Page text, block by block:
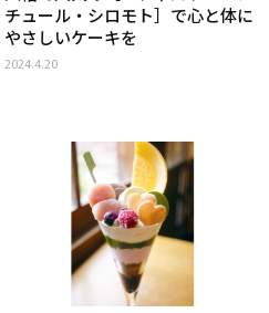
チュール・シロモト］で心と体に
やさしいケーキを
2024.4.20